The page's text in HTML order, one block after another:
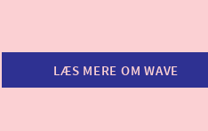
LÆS MERE OM WAVE